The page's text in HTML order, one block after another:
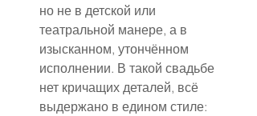
но не в детской или
театральной манере, а в
изысканном, утончённом
исполнении. В такой свадьбе
нет кричащих деталей, всё
выдержано в едином стиле: